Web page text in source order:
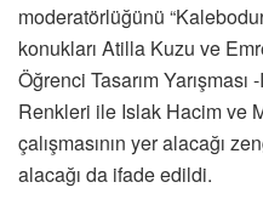
moderatörlüğünü
konukları Atilla Kuzu ve
Öğrenci Tasarım
Renkleri ile Islak Hacim ve
çalışmasının yer alacağı
alacağı da ifade edildi.